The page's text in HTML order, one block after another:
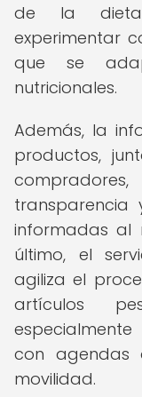
de la dieta
experimentar
que se
nutricionales.
Además, la
productos,
transparencia
informadas al
último, el
agiliza el
artículos
con agendas
movilidad.